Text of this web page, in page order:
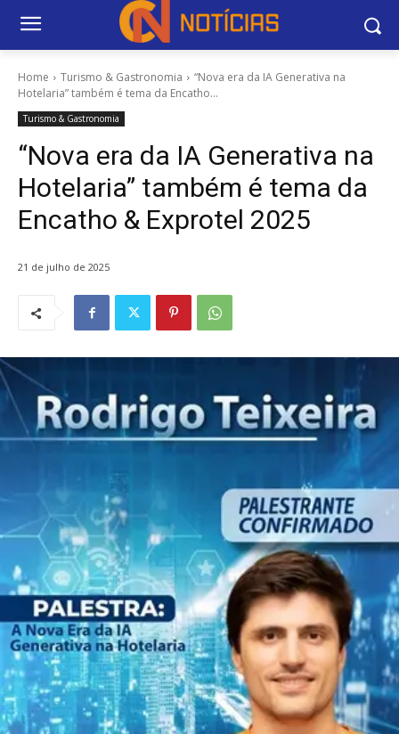
Home Turismo & Gastronomia
“Nova era da IA Generativa na
Hotelaria” também é tema da Encatho...
Turismo & Gastronomia
“Nova era da IA Generativa na
Hotelaria” também é tema da
Encatho & Exprotel 2025
21 de julho de 2025